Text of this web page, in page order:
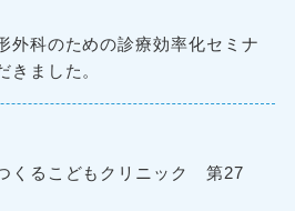
外科のための診療効率化セミナ
きました。
くるこどもクリニック 第27